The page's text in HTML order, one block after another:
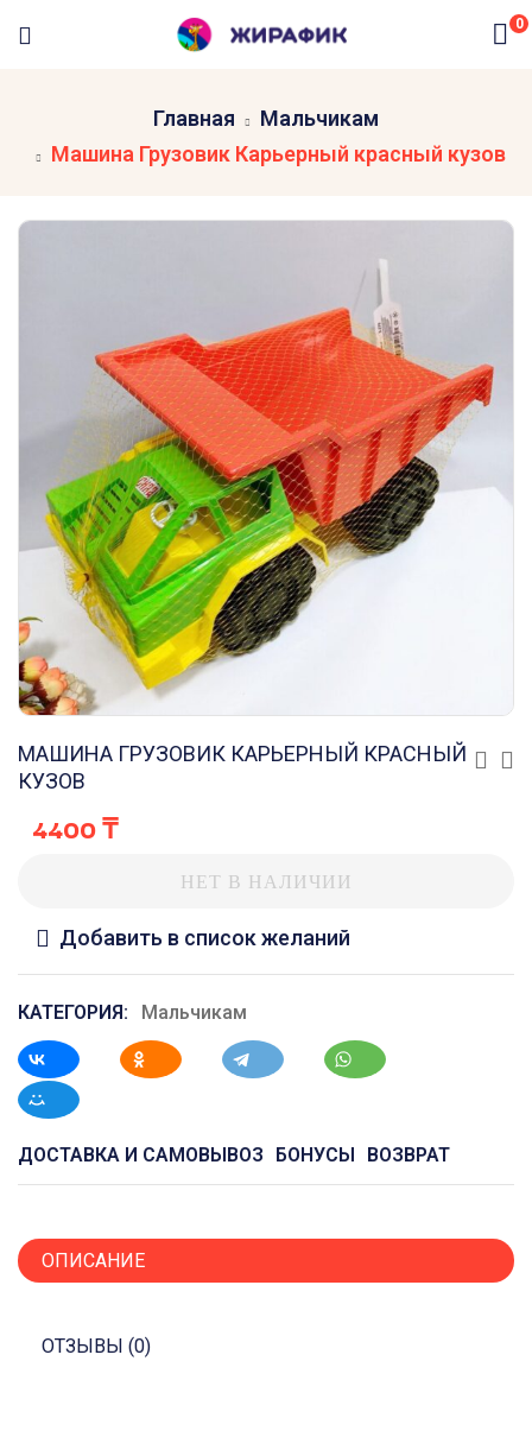
0
Главная
Мальчикам
Машина Грузовик Карьерный красный кузов
МАШИНА ГРУЗОВИК КАРЬЕРНЫЙ КРАСНЫЙ
КУЗОВ
4400₸
НЕТ В НАЛИЧИИ
Добавить в список желаний
КАТЕГОРИЯ: Мальчикам
ДОСТАВКА И САМОВЫВОЗ БОНУСЫ ВОЗВРАТ
ОПИСАНИЕ
ОТЗЫВЫ (0)